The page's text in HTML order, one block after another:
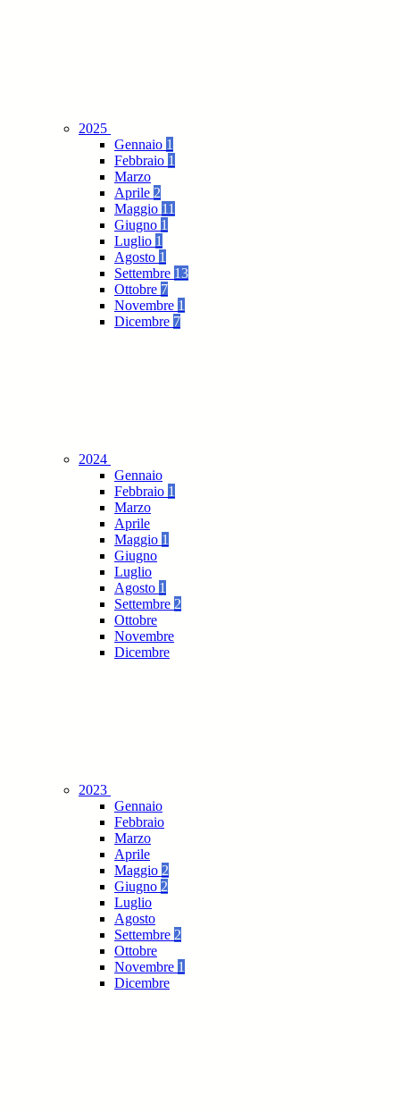
2025
Gennaio 1
Febbraio 1
Marzo
Aprile 2
Maggio 11
Giugno 1
Luglio 1
Agosto 1
Settembre 13
Ottobre 7
Novembre 1
Dicembre 7
2024
Gennaio
Febbraio 1
Marzo
Aprile
Maggio 1
Giugno
Luglio
Agosto 1
Settembre 2
Ottobre
Novembre
Dicembre
2023
Gennaio
Febbraio
Marzo
Aprile
Maggio 2
Giugno 2
Luglio
Agosto
Settembre 2
Ottobre
Novembre 1
Dicembre